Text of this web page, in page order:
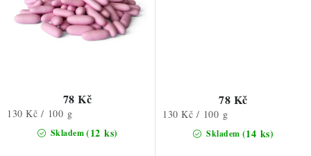
Skladem(12 ks)
78 Kč
Měrná
130 Kč / 100 g
Skladem (14 ks)
78 Kč
Měrná
130 Kč / 100 g